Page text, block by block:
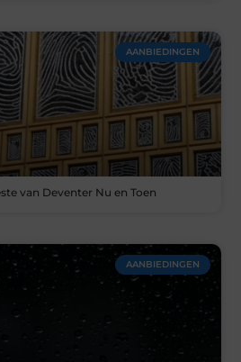
AANBIEDINGEN
van Deventer Nu en Toen
AANBIEDINGEN